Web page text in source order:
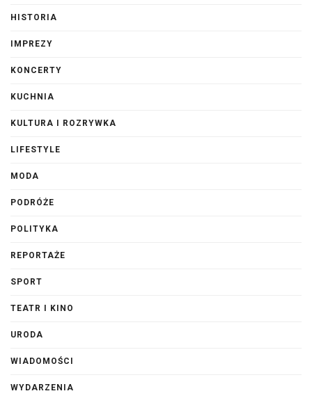
HISTORIA
IMPREZY
KONCERTY
KUCHNIA
KULTURA I ROZRYWKA
LIFESTYLE
MODA
PODRÓŻE
POLITYKA
REPORTAŻE
SPORT
TEATR I KINO
URODA
WIADOMOŚCI
WYDARZENIA